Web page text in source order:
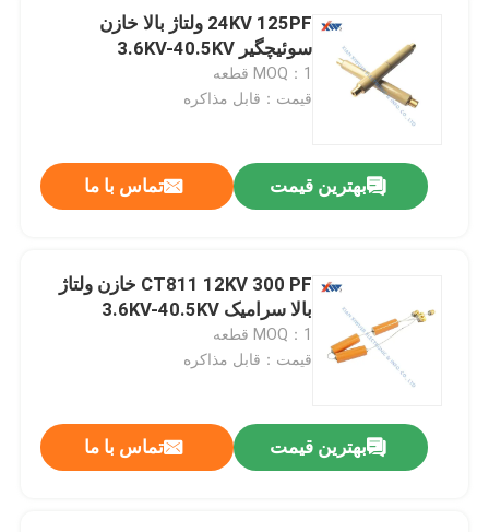
24KV 125PF ولتاژ بالا خازن
سوئیچگیر 3.6KV-40.5KV
MOQ：1 قطعه
قیمت：قابل مذاکره
بهترین قیمت تماس با ما
CT811 12KV 300 PF خازن ولتاژ
بالا سرامیک 3.6KV-40.5KV
MOQ：1 قطعه
قیمت：قابل مذاکره
بهترین قیمت تماس با ما